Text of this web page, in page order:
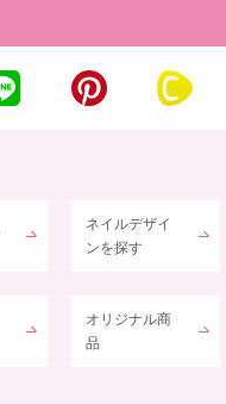
ネイルデザイ
ンを探す
オリジナル商
品